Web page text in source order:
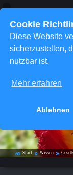
Cookie
Diese Website
sicherzustellen,
nutzbar ist.
Mehr erfahren
Ablehnen
Das
home_work Start double_arrow Wissen double_arrow